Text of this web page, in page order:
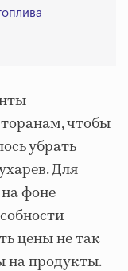
чтобы
убрать
Для
фоне
цены не так
на продукты.